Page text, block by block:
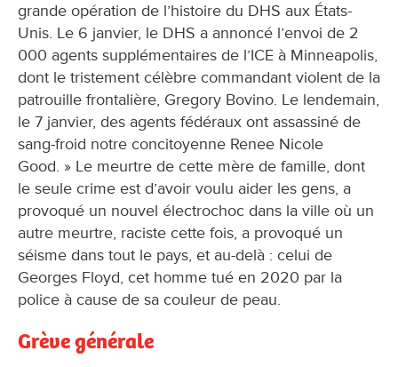
grande opération de l’histoire du DHS aux États-
Unis. Le 6 janvier, le DHS a annoncé l’envoi de 2
000 agents supplémentaires de l’ICE à Minneapolis,
dont le tristement célèbre commandant violent de la
patrouille frontalière, Gregory Bovino. Le lendemain,
le 7 janvier, des agents fédéraux ont assassiné de
sang-froid notre concitoyenne Renee Nicole
Good. » Le meurtre de cette mère de famille, dont
le seule crime est d’avoir voulu aider les gens, a
provoqué un nouvel électrochoc dans la ville où un
autre meurtre, raciste cette fois, a provoqué un
séisme dans tout le pays, et au-delà : celui de
Georges Floyd, cet homme tué en 2020 par la
police à cause de sa couleur de peau.
Grève générale